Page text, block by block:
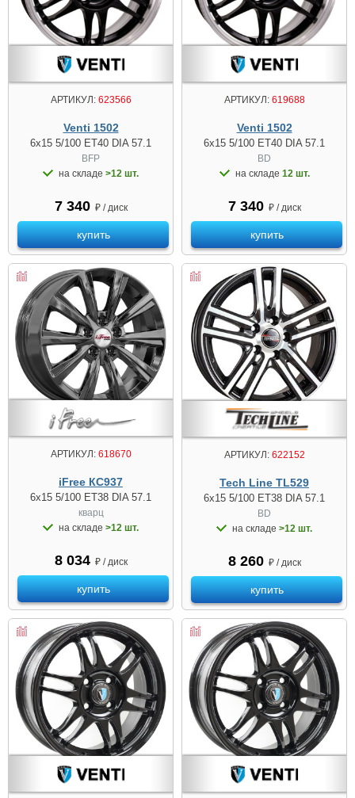
АРТИКУЛ:623566
Venti 1502
6x15 5/100 ET40 DIA 57.1
BFP
на складе >12 шт.
7 340 ₽ / диск
купить
АРТИКУЛ:619688
Venti 1502
6x15 5/100 ET40 DIA 57.1
BD
на складе 12 шт.
7 340 ₽ / диск
купить
АРТИКУЛ:618670
iFree КС937
6x15 5/100 ET38 DIA 57.1
кварц
на складе >12 шт.
8 034 ₽ / диск
купить
АРТИКУЛ:622152
Tech Line TL529
6x15 5/100 ET38 DIA 57.1
BD
на складе >12 шт.
8 260 ₽ / диск
купить